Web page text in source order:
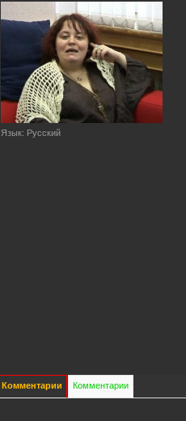
Язык: Русский
Комментарии Комментарии